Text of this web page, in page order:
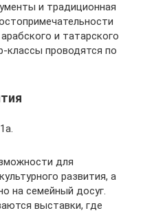
и традиционная
и татарского
классы проводятся по
для
развития, а
на семейный досуг.
выставки, где